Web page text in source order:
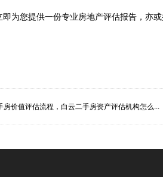
为您提供一份专业房地产评估报告，亦
房价值评估流程，白云二手房资产评估机构怎么...